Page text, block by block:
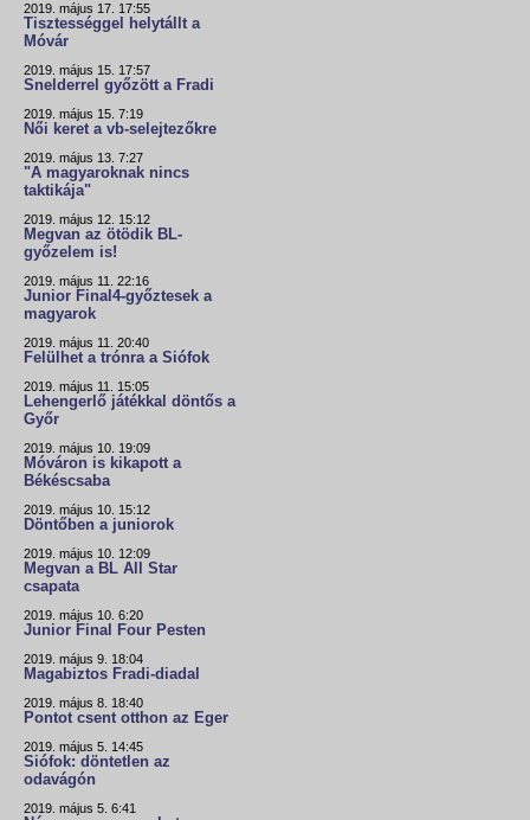
2019. május 17. 17:55
Tisztességgel helytállt a
Móvár
2019. május 15. 17:57
Snelderrel győzött a Fradi
2019. május 15. 7:19
Női keret a vb-selejtezőkre
2019. május 13. 7:27
"A magyaroknak nincs
taktikája"
2019. május 12. 15:12
Megvan az ötödik BL-
győzelem is!
2019. május 11. 22:16
Junior Final4-győztesek a
magyarok
2019. május 11. 20:40
Felülhet a trónra a Siófok
2019. május 11. 15:05
Lehengerlő játékkal döntős a
Győr
2019. május 10. 19:09
Móváron is kikapott a
Békéscsaba
2019. május 10. 15:12
Döntőben a juniorok
2019. május 10. 12:09
Megvan a BL All Star
csapata
2019. május 10. 6:20
Junior Final Four Pesten
2019. május 9. 18:04
Magabiztos Fradi-diadal
2019. május 8. 18:40
Pontot csent otthon az Eger
2019. május 5. 14:45
Siófok: döntetlen az
odavágón
2019. május 5. 6:41